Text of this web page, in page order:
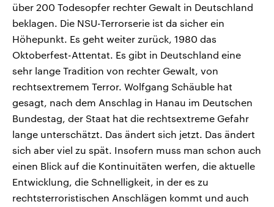
über 200 Todesopfer rechter Gewalt in Deutschland
beklagen. Die NSU-Terrorserie ist da sicher ein
Höhepunkt. Es geht weiter zurück, 1980 das
Oktoberfest-Attentat. Es gibt in Deutschland eine
sehr lange Tradition von rechter Gewalt, von
rechtsextremem Terror. Wolfgang Schäuble hat
gesagt, nach dem Anschlag in Hanau im Deutschen
Bundestag, der Staat hat die rechtsextreme Gefahr
lange unterschätzt. Das ändert sich jetzt. Das ändert
sich aber viel zu spät. Insofern muss man schon auch
einen Blick auf die Kontinuitäten werfen, die aktuelle
Entwicklung, die Schnelligkeit, in der es zu
rechtsterroristischen Anschlägen kommt und auch